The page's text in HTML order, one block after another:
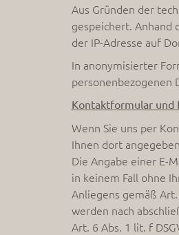
Aus Gründen der
gespeichert. Anhand
der IP-Adresse auf
In anonymisierter
personenbezogenen
Kontaktformular und
Wenn Sie uns per
Ihnen dort
Die Angabe einer E-
in keinem Fall ohne
Anliegens gemäß
werden nach
Art. 6 Abs. 1 lit. f